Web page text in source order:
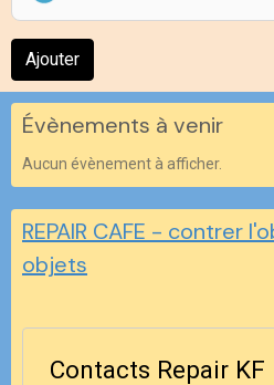
Ajouter
Évènements à venir
Aucun évènement à afficher.
REPAIR CAFE - contrer
objets
Contacts Repair KF